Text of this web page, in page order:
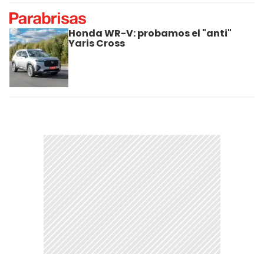
Honda WR-V: probamos el "anti"
Yaris Cross